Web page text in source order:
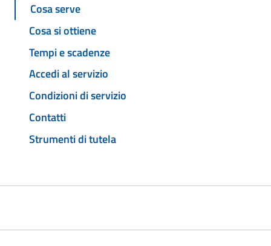
Cosa serve
Cosa si ottiene
Tempi e scadenze
Accedi al servizio
Condizioni di servizio
Contatti
Strumenti di tutela